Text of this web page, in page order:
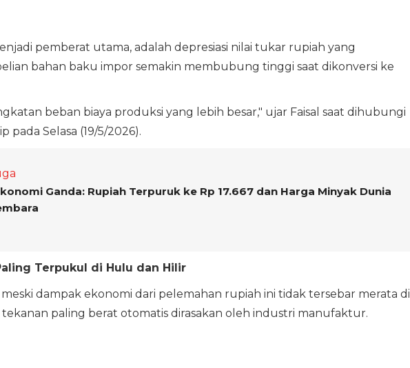
pemberat utama, adalah depresiasi nilai tukar rupiah yang
bahan baku impor semakin membubung tinggi saat dikonversi ke
beban biaya produksi yang lebih besar," ujar Faisal saat dihubungi
pada Selasa (19/5/2026).
Ganda: Rupiah Terpuruk ke Rp 17.667 dan Harga Minyak Dunia
Terpukul di Hulu dan Hilir
dampak ekonomi dari pelemahan rupiah ini tidak tersebar merata di
paling berat otomatis dirasakan oleh industri manufaktur.